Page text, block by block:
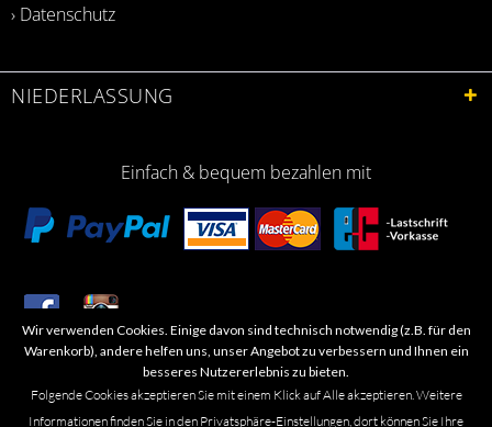
› Datenschutz
NIEDERLASSUNG
Einfach & bequem bezahlen mit
​Letzte Aktualisierung: 06.2026
Wir verwenden Cookies. Einige davon sind technisch notwendig (z.B. für den
Warenkorb), andere helfen uns, unser Angebot zu verbessern und Ihnen ein
besseres Nutzererlebnis zu bieten.
Folgende Cookies akzeptieren Sie mit einem Klick auf Alle akzeptieren. Weitere
Informationen finden Sie in den Privatsphäre-Einstellungen, dort können Sie Ihre